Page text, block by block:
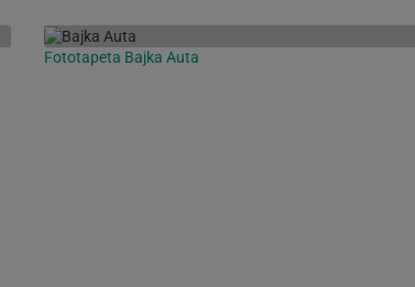
Fototapeta Bajka Auta